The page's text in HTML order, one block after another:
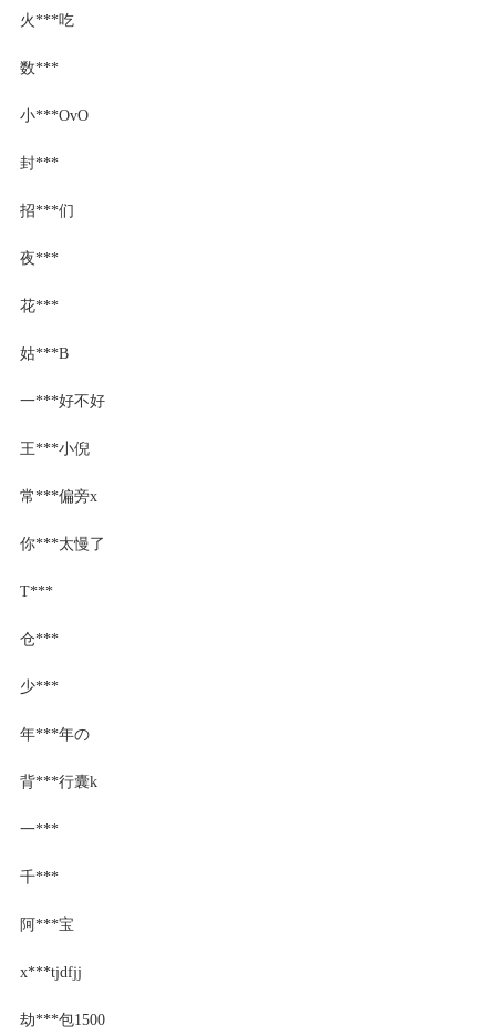
火***吃
数***
小***OvO
封***
招***们
夜***
花***
姑***B
一***好不好
王***小倪
常***偏旁x
你***太慢了
T***
仓***
少***
年***年の
背***行囊k
一***
千***
阿***宝
x***tjdfjj
劫***包1500